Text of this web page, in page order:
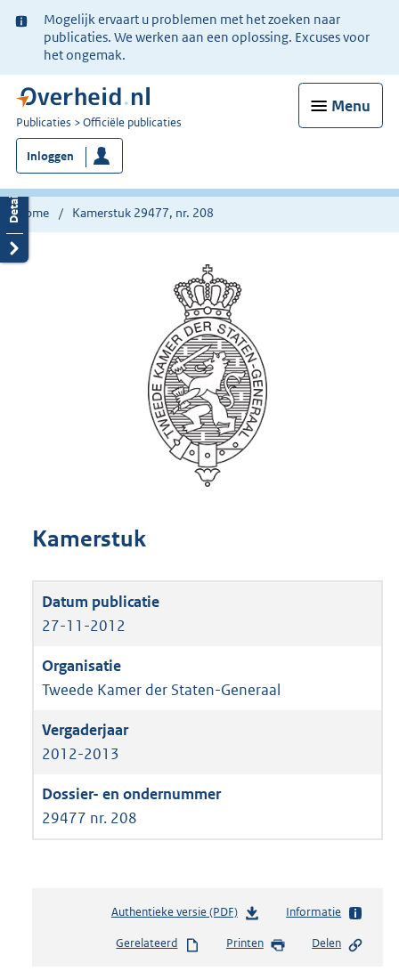
Ter
informatie:
Mogelijk ervaart u problemen met het zoeken naar
publicaties. We werken aan een oplossing. Excuses voor
het ongemak.
Menu
U
bent
nu
hier:
Publicaties Officiële publicaties
Inloggen
Home Kamerstuk 29477, nr. 208
Kamerstuk
27-11-2012
Tweede Kamer der Staten-Generaal
2012-2013
29477 nr. 208
Authentieke versie (PDF)b
s
Informatie
Gerelateerd Printen Delen